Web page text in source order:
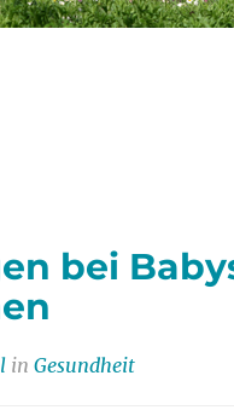
bei
in Gesundheit